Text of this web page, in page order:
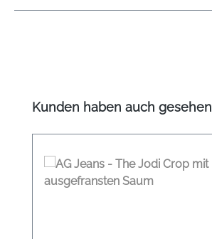
Produktgalerie überspringen
Kunden haben auch gesehen